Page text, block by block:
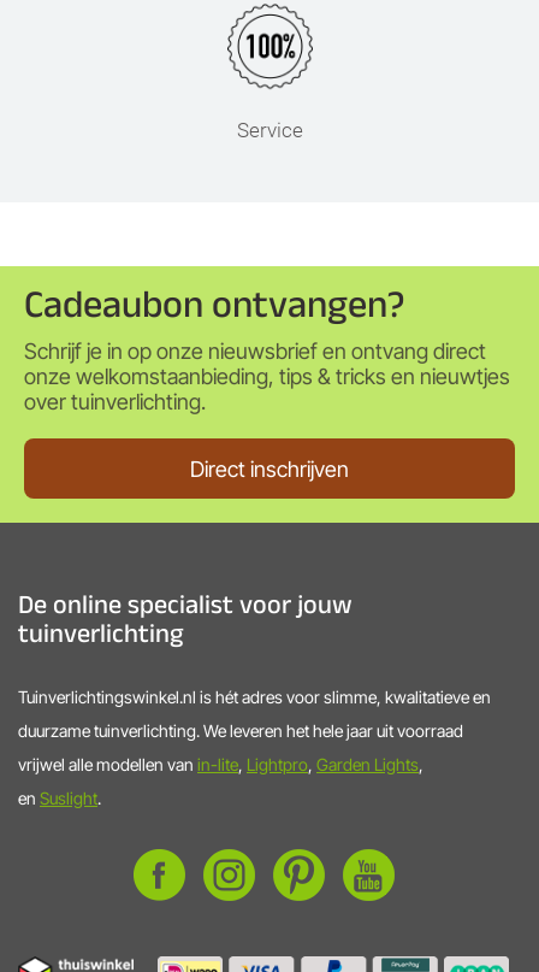
Service
Cadeaubon ontvangen?
Schrijf je in op onze nieuwsbrief en ontvang direct
onze welkomstaanbieding, tips & tricks en nieuwtjes
over tuinverlichting.
Direct inschrijven
De online specialist voor jouw
tuinverlichting
Tuinverlichtingswinkel.nl is hét adres voor slimme, kwalitatieve en
duurzame tuinverlichting. We leveren het hele jaar uit voorraad
vrijwel alle modellen van in-lite, Lightpro, Garden Lights,
en Suslight.